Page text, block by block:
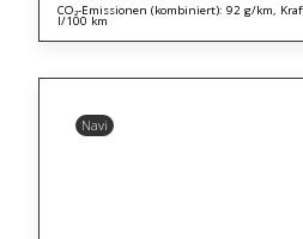
CO₂-Emissionen (kombiniert): 92 g/km,
l/100 km
Navi